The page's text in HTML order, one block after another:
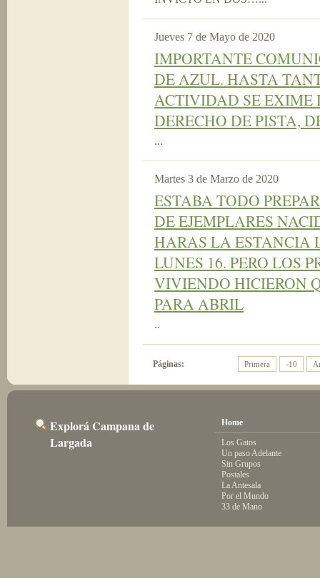
Jueves 7 de Mayo de 2020
IMPORTANTE
DE AZUL. HASTA
ACTIVIDAD SE EXIME
DERECHO DE PISTA,
...
Martes 3 de Marzo de 2020
ESTABA TODO
DE EJEMPLARES
HARAS LA ESTANCIA
LUNES 16. PERO LOS
VIVIENDO HICIERON
PARA ABRIL
..
Páginas: Primera -10
Explorá Campana de
Largada
Home
Los Gatos
Un paso Adelante
Sin Grupos
Postales
La Antesala
Por el Mundo
33 de Mano